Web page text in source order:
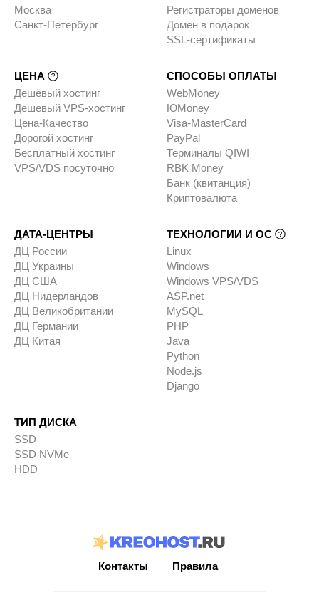
Москва
Санкт-Петербург
Регистраторы доменов
Домен в подарок
SSL-сертификаты
ЦЕНА
Дешёвый хостинг
Дешевый VPS-хостинг
Цена-Качество
Дорогой хостинг
Бесплатный хостинг
VPS/VDS посуточно
СПОСОБЫ ОПЛАТЫ
WebMoney
ЮMoney
Visa-MasterCard
PayPal
Терминалы QIWI
RBK Money
Банк (квитанция)
Криптовалюта
ДАТА-ЦЕНТРЫ
ДЦ России
ДЦ Украины
ДЦ США
ДЦ Нидерландов
ДЦ Великобритании
ДЦ Германии
ДЦ Китая
ТЕХНОЛОГИИ И ОС
Linux
Windows
Windows VPS/VDS
ASP.net
MySQL
PHP
Java
Python
Node.js
Django
ТИП ДИСКА
SSD
SSD NVMe
HDD
Контакты Правила